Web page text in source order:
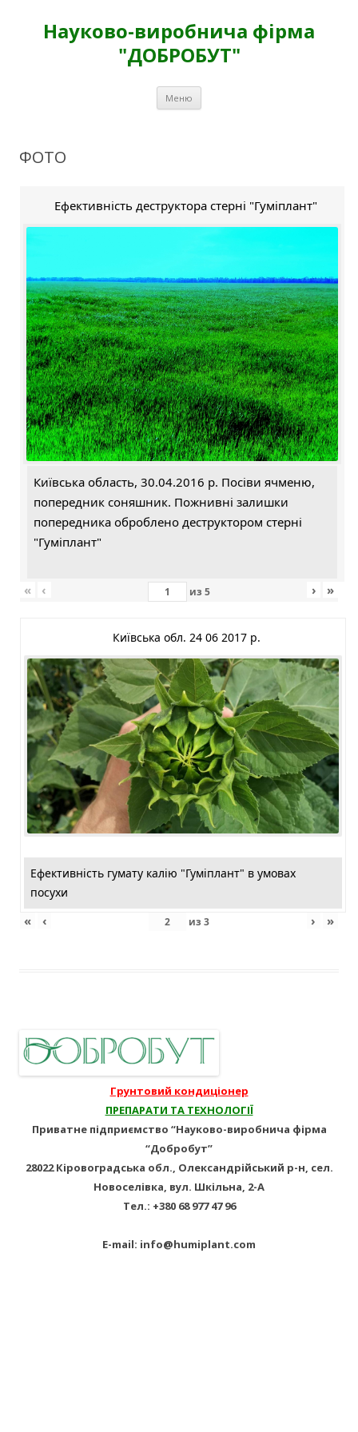
Науково-виробнича фірма
"ДОБРОБУТ"
Меню
ФОТО
Ефективність деструктора стерні "Гуміплант"
Київська область, 30.04.2016 р. Посіви ячменю,
попередник соняшник. Пожнивні залишки
попередника оброблено деструктором стерні
"Гуміплант"
« ‹ из 5 › »
Київська обл. 24 06 2017 р.
Ефективність гумату калію "Гуміплант" в умовах
посухи
« ‹ из 3 › »
Грунтовий кондиціонер
ПРЕПАРАТИ ТА ТЕХНОЛОГІЇ
Приватне підприємство “Науково-виробнича фірма
“Добробут”
28022 Кіровоградська обл., Олександрійський р-н, сел.
Новоселівка, вул. Шкільна, 2-А
Тел.: +380 68 977 47 96
E-mail: info@humiplant.com